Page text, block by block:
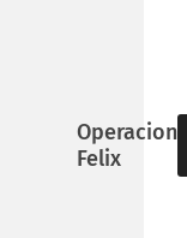
Operacion
Felix